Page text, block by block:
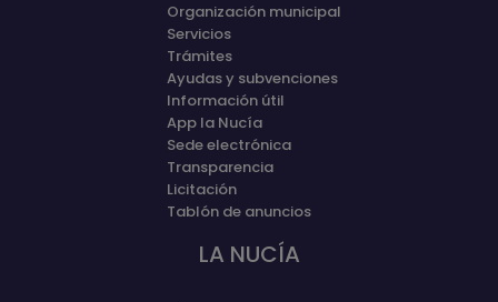
Organización municipal
Servicios
Trámites
Ayudas y subvenciones
Información útil
App la Nucía
Sede electrónica
Transparencia
Licitación
Tablón de anuncios
LA NUCÍA